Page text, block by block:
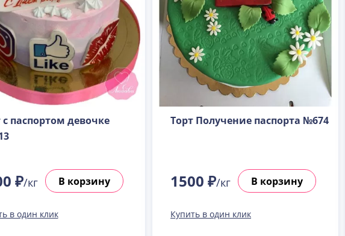
с паспортом девочке
₽/кг В корзину
в один клик
Торт Получение паспорта №674
1500 ₽/кг В корзину
Купить в один клик